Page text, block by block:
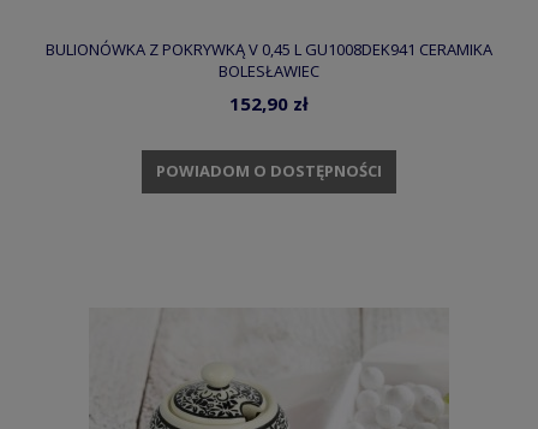
BULIONÓWKA Z POKRYWKĄ V 0,45 L GU1008DEK941 CERAMIKA
BOLESŁAWIEC
152,90 zł
POWIADOM O DOSTĘPNOŚCI